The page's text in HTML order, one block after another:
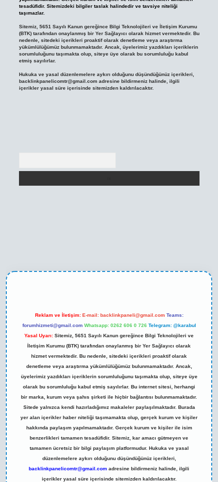
tesadüfidir. Sitemizdeki bilgiler taslak halindedir ve tavsiye niteliği
taşımazlar.
Sitemiz, 5651 Sayılı Kanun gereğince Bilgi Teknolojileri ve İletişim Kurumu
(BTK) tarafından onaylanmış bir Yer Sağlayıcı olarak hizmet vermektedir. Bu
nedenle, sitedeki içerikleri proaktif olarak denetleme veya araştırma
yükümlülüğümüz bulunmamaktadır. Ancak, üyelerimiz yazdıkları içeriklerin
sorumluluğunu taşımakta olup, siteye üye olarak bu sorumluluğu kabul
etmiş sayılırlar.
Hukuka ve yasal düzenlemelere aykırı olduğunu düşündüğünüz içerikleri,
backlinkpanelicomtr@gmail.comadresine bildirmeniz halinde, ilgili
içerikler yasal süre içerisinde sitemizden kaldırılacaktır.
Reklam ve İletişim: E-mail: backlinkpaneli@gmail.com Teams:
forumhizmeti@gmail.com Whatsapp: 0262 606 0 726 Telegram: @karabul
Yasal Uyarı: Sitemiz, 5651 Sayılı Kanun gereğince Bilgi Teknolojileri ve
İletişim Kurumu (BTK) tarafından onaylanmış bir Yer Sağlayıcı olarak
hizmet vermektedir. Bu nedenle, sitedeki içerikleri proaktif olarak
denetleme veya araştırma yükümlülüğümüz bulunmamaktadır. Ancak,
üyelerimiz yazdıkları içeriklerin sorumluluğunu taşımakta olup, siteye üye
olarak bu sorumluluğu kabul etmiş sayılırlar. Bu internet sitesi, herhangi
bir marka, kurum veya şahıs şirketi ile hiçbir bağlantısı bulunmamaktadır.
Sitede yalnızca kendi hazırladığımız makaleler paylaşılmaktadır. Burada
yer alan içerikler haber niteliği taşımamakta olup, gerçek kurum ve kişiler
hakkında paylaşım yapılmamaktadır. Gerçek kurum ve kişiler ile isim
benzerlikleri tamamen tesadüfidir. Sitemiz, kar amacı gütmeyen ve
tamamen ücretsiz bir bilgi paylaşım platformudur. Hukuka ve yasal
düzenlemelere aykırı olduğunu düşündüğünüz içerikleri,
backlinkpanelicomtr@gmail.com adresine bildirmeniz halinde, ilgili
içerikler yasal süre içerisinde sitemizden kaldırılacaktır.